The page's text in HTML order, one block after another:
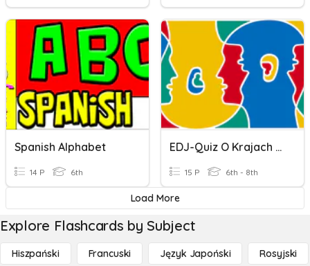
Spanish Alphabet
14 P 6th
EDJ-Quiz O Krajach Niemieckojęzycznych
15 P 6th - 8th
Load More
Explore Flashcards by Subject
Hiszpański Francuski Język Japoński Rosyjski